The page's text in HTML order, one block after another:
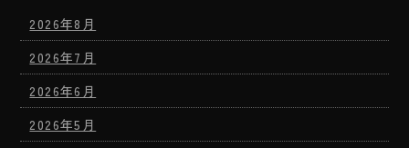
2026年8月
2026年7月
2026年6月
2026年5月